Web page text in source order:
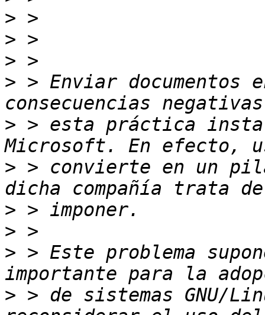
>
>
>
> > Enviar documentos
> > esta práctica
> > convierte en un
>
>
> > Este problema
> > de sistemas GNU/